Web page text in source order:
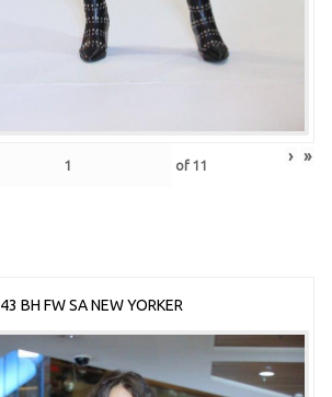
of 11 › »
43 BH FW SA NEW YORKER